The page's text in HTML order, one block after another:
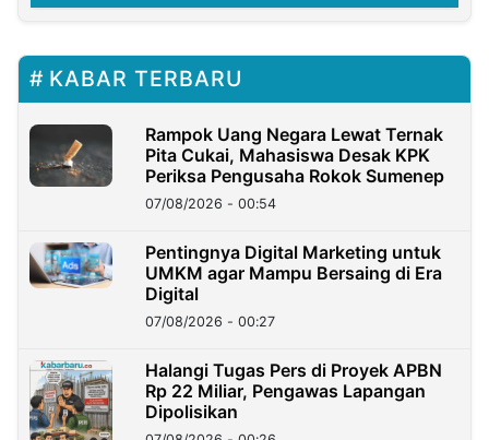
KABAR TERBARU
Rampok Uang Negara Lewat Ternak
Pita Cukai, Mahasiswa Desak KPK
Periksa Pengusaha Rokok Sumenep
07/08/2026 - 00:54
Pentingnya Digital Marketing untuk
UMKM agar Mampu Bersaing di Era
Digital
07/08/2026 - 00:27
Halangi Tugas Pers di Proyek APBN
Rp 22 Miliar, Pengawas Lapangan
Dipolisikan